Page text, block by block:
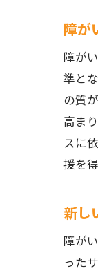
障が
障が
準と
の質
高ま
スに
援を
新し
障が
った